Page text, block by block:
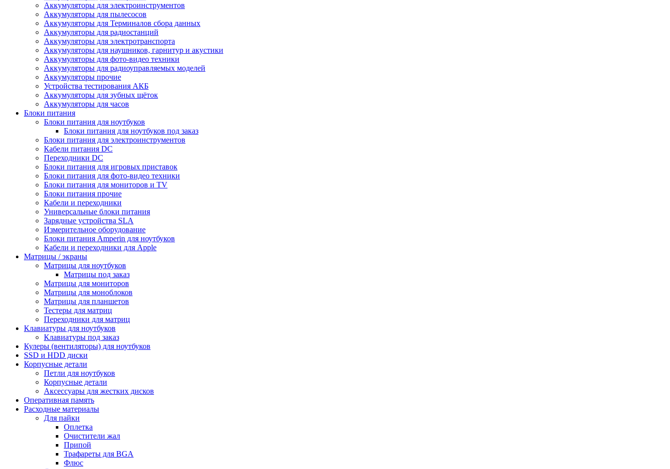
Аккумуляторы для электроинструментов
Аккумуляторы для пылесосов
Аккумуляторы для Терминалов сбора данных
Аккумуляторы для радиостанций
Аккумуляторы для электротранспорта
Аккумуляторы для наушников, гарнитур и акустики
Аккумуляторы для фото-видео техники
Аккумуляторы для радиоуправляемых моделей
Аккумуляторы прочие
Устройства тестирования АКБ
Аккумуляторы для зубных щёток
Аккумуляторы для часов
Блоки питания
Блоки питания для ноутбуков
Блоки питания для ноутбуков под заказ
Блоки питания для электроинструментов
Кабели питания DC
Переходники DC
Блоки питания для игровых приставок
Блоки питания для фото-видео техники
Блоки питания для мониторов и TV
Блоки питания прочие
Кабели и переходники
Универсальные блоки питания
Зарядные устройства SLA
Измерительное оборудование
Блоки питания Amperin для ноутбуков
Кабели и переходники для Apple
Матрицы / экраны
Матрицы для ноутбуков
Матрицы под заказ
Матрицы для мониторов
Матрицы для моноблоков
Матрицы для планшетов
Тестеры для матриц
Переходники для матриц
Клавиатуры для ноутбуков
Клавиатуры под заказ
Кулеры (вентиляторы) для ноутбуков
SSD и HDD диски
Корпусные детали
Петли для ноутбуков
Корпусные детали
Аксессуары для жестких дисков
Оперативная память
Расходные материалы
Для пайки
Оплетка
Очистители жал
Припой
Трафареты для BGA
Флюс